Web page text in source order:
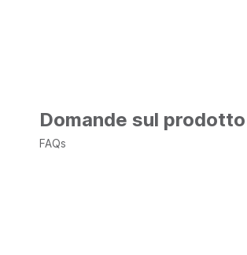
Domande sul prodotto
FAQs